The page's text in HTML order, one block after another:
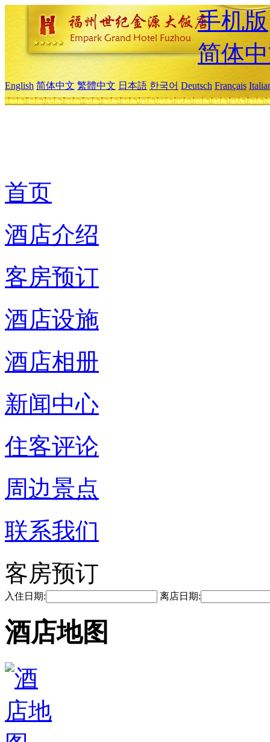
手机版
简体
English 简体中文 繁體中文 日本語 한국어 Deutsch Français
首页
酒店介绍
客房预订
酒店设施
酒店相册
新闻中心
住客评论
周边景点
联系我们
客房预订
入住日期: 离店日期:
酒店地图